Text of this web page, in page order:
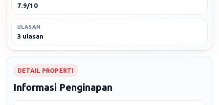
7.9/10
ULASAN
3 ulasan
DETAIL PROPERTI
Informasi Penginapan